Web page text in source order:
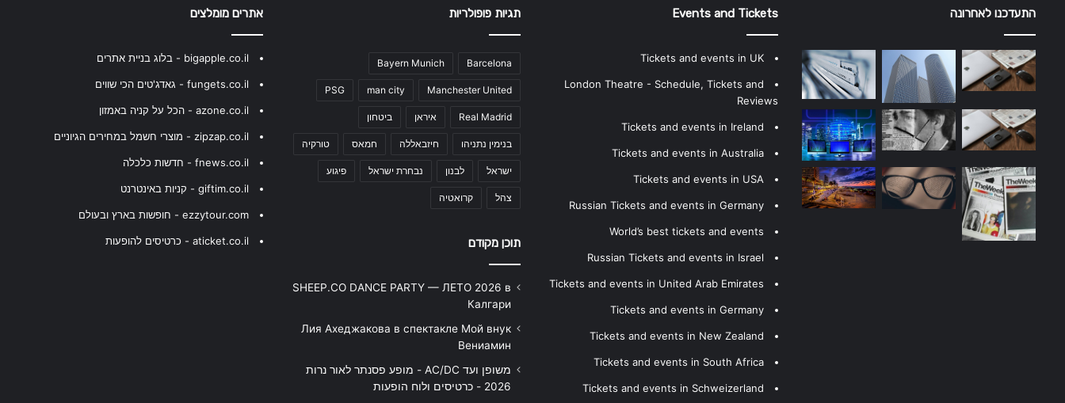
התעדכנו לאחרונה Events and Tickets
Tickets and events in UK
London Theatre - Schedule, Tickets and
Reviews
Tickets and events in Ireland
Tickets and events in Australia
Tickets and events in USA
Russian Tickets and events in Germany
World’s best tickets and events
Russian Tickets and events in Israel
Tickets and events in United Arab Emirates
Tickets and events in Germany
Tickets and events in New Zealand
Tickets and events in South Africa
Tickets and events in Schweizerland
תגיות פופולריות
Barcelona
Bayern Munich
Manchester United
man city
PSG
Real Madrid איראן ביטחון
בנימין נתניהו חיזבאללה חמאס טורקיה
ישראל לבנון נבחרת ישראל פיגוע
צהל קרואטיה
תוכן מקודם
SHEEP.CO DANCE PARTY — ЛЕТО 2026 в
Калгари
Лия Ахеджакова в спектакле Мой внук
Вениамин
משופן ועד AC/DC - מופע פסנתר לאור נרות
2026 - כרטיסים ולוח הופעות
אתרים מומלצים
bigapple.co.il - בלוג בניית אתרים
fungets.co.il - גאדג'טים הכי שווים
azone.co.il - הכל על קניה באמזון
zipzap.co.il - מוצרי חשמל במחירים הגיוניים
fnews.co.il - חדשות כלכלה
giftim.co.il - קניות באינטרנט
ezzytour.com - חופשות בארץ ובעולם
aticket.co.il - כרטיסים להופעות